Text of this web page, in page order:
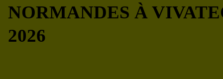
NORMANDES À
2026